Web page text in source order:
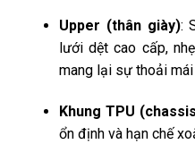
Upper (thân giày):
lưới dệt cao cấp,
mang lại sự thoải
Khung TPU
ổn định và hạn chế